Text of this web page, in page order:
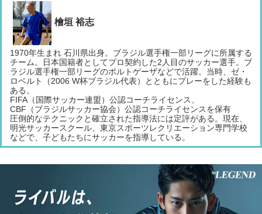
檜垣 裕志
1970年生まれ 石川県出身。ブラジル選手権一部リーグに所属する
チーム。日本国籍者としてプロ契約した2人目のサッカー選手。ブ
ラジル選手権一部リーグのポルトゲーザなどで活躍。当時、ゼ・
ロベルト（2006 W杯ブラジル代表）とともにプレーをした経験も
ある。
FIFA（国際サッカー連盟）公認コーチライセンス、
CBF（ブラジルサッカー協会）公認コーチライセンスを保有
圧倒的なテクニックと確立された指導法には定評がある。現在、
明光サッカースクール、東京スポーツレクリエーション専門学校
などで、子どもたちにサッカーを指導している。